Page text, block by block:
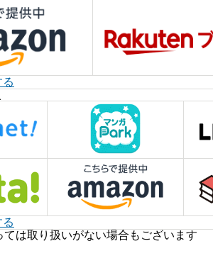
る
る
は取り扱いがない場合もございます